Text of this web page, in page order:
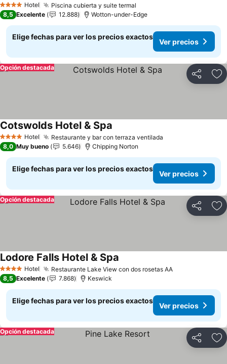
4 EstrellasHotel Piscina cubierta y suite termal
8,5 Excelente 12.888 Wotton-under-Edge
Elige fechas para ver los precios exactos
Ver precios
Compartir
Opción destacada
4 EstrellasHotel Restaurante y bar con terraza ventilada
Cotswolds Hotel & Spa
8,0 Muy bueno 5.646 Chipping Norton
Elige fechas para ver los precios exactos
Ver precios
Compartir
Opción destacada
4 EstrellasHotel Restaurante Lake View con dos rosetas AAVer precios
Lodore Falls Hotel & Spa
8,5 Excelente 7.868 Keswick
Elige fechas para ver los precios exactos
Ver precios
Compartir
Opción destacada